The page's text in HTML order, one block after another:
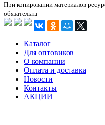
При копировании материалов
обязательна
Каталог
Для оптовиков
О компании
Оплата и доставка
Новости
Контакты
АКЦИИ